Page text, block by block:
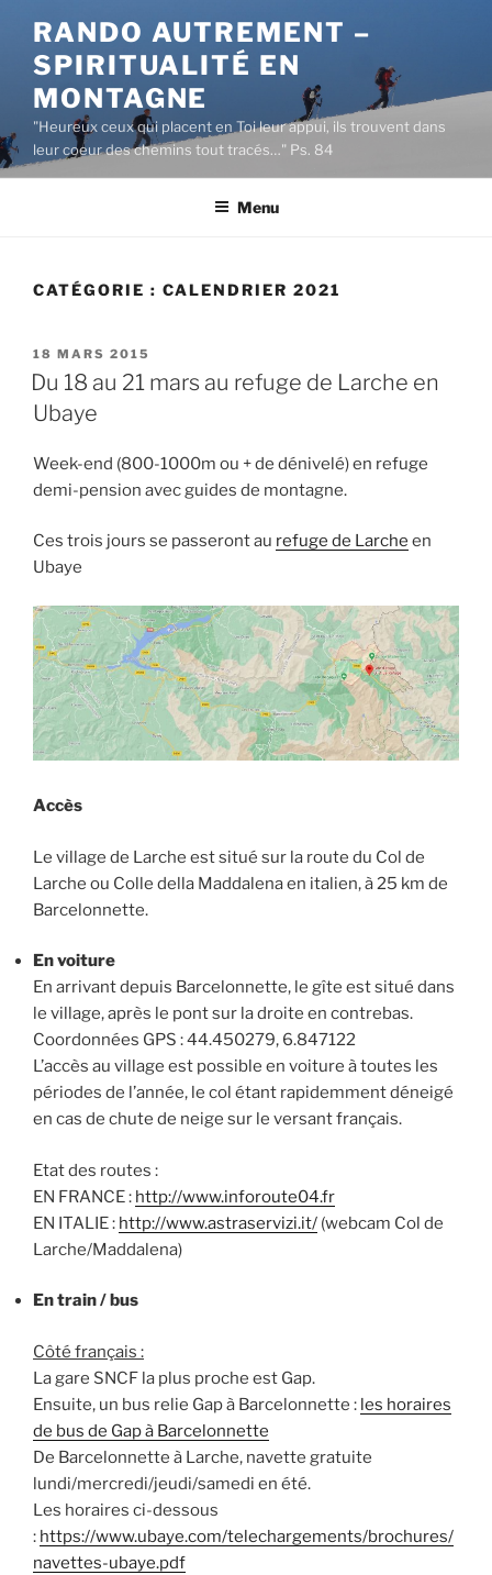
contenu
principal
RANDO AUTREMENT –
SPIRITUALITÉ EN
MONTAGNE
"Heureux ceux qui placent en Toi leur appui, ils trouvent dans
leur coeur des chemins tout tracés…" Ps. 84
Menu
CATÉGORIE : CALENDRIER 2021
PUBLIÉ
LE
18 MARS 2015
Du 18 au 21 mars au refuge de Larche en
Ubaye
Week-end (800-1000m ou + de dénivelé) en refuge
demi-pension avec guides de montagne.
Ces trois jours se passeront au refuge de Larche en
Ubaye
Accès
Le village de Larche est situé sur la route du Col de
Larche ou Colle della Maddalena en italien, à 25 km de
Barcelonnette.
En voiture
En arrivant depuis Barcelonnette, le gîte est situé dans
le village, après le pont sur la droite en contrebas.
Coordonnées GPS : 44.450279, 6.847122
L’accès au village est possible en voiture à toutes les
périodes de l’année, le col étant rapidemment déneigé
en cas de chute de neige sur le versant français.
Etat des routes :
EN FRANCE : http://www.inforoute04.fr
EN ITALIE : http://www.astraservizi.it/ (webcam Col de
Larche/Maddalena)
En train / bus
Côté français :
La gare SNCF la plus proche est Gap.
Ensuite, un bus relie Gap à Barcelonnette : les horaires
de bus de Gap à Barcelonnette
De Barcelonnette à Larche, navette gratuite
lundi/mercredi/jeudi/samedi en été.
Les horaires ci-dessous
: https://www.ubaye.com/telechargements/brochures/
navettes-ubaye.pdf